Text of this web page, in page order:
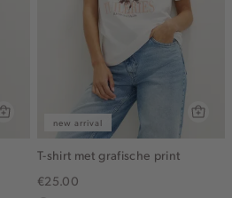
new arrival
T-shirt met grafische print
€25.00